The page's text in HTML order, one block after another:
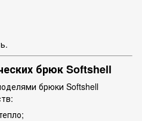
брюк Softshell
брюки Softshell